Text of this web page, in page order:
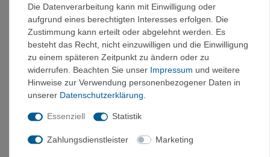
und lässt dich deine Grenzen voll ausloten.
Details:
Einstellbare Beinschlaufen
Leicht, atmungsaktiv, sehr langlebig und dank
WeBee-Konzept auch waschbar
3 Slide-Lock Schnallen aus rostfreiem Edelstahl SS-
420J2 (1x 20mm, 2x 15mm)
4 geformte Materialschlaufen
2 carrytool slots
Weiblicher Anatomie angepasst
Die Datenverarbeitung kann mit Einwilligung oder
aufgrund eines berechtigten Interesses erfolgen. Die
Zustimmung kann erteilt oder abgelehnt werden. Es
besteht das Recht, nicht einzuwilligen und die Einwilligung
zu einem späteren Zeitpunkt zu ändern oder zu
widerrufen. Beachten Sie unser Impressum und weitere
Hinweise zur Verwendung personenbezogener Daten in
unserer Daten­schutz­erklärung.
Essenziell Statistik
Zahlungsdienstleister Marketing